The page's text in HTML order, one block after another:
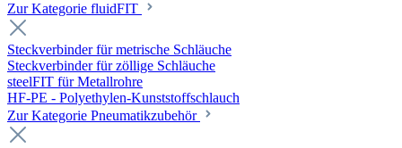
Zur Kategorie fluidFIT
Steckverbinder für metrische Schläuche
Steckverbinder für zöllige Schläuche
steelFIT für Metallrohre
HF-PE - Polyethylen-Kunststoffschlauch
Zur Kategorie Pneumatikzubehör